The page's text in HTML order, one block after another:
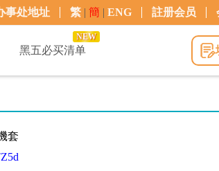
事处地址 繁 | 簡 | ENG 註册会员
黑五必买清单
NEW
套